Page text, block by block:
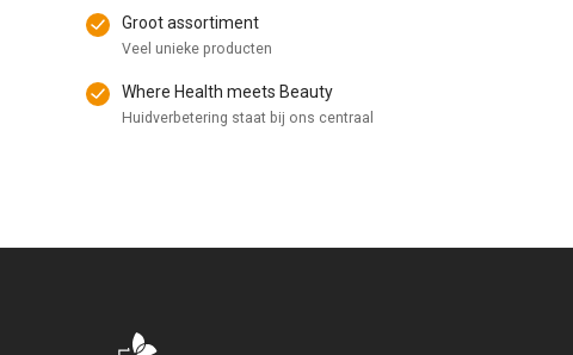
Groot assortiment
Veel unieke producten
Where Health meets Beauty
Huidverbetering staat bij ons centraal